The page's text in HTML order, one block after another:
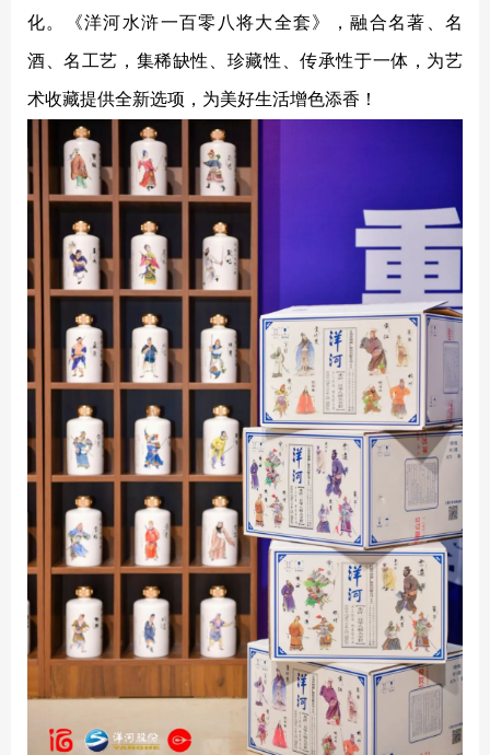
化。《洋河水浒一百零八将大全套》，融合名著、名
酒、名工艺，集稀缺性、珍藏性、传承性于一体，为艺
术收藏提供全新选项，为美好生活增色添香！